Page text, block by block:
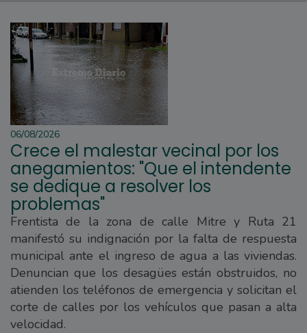
06/08/2026
Crece el malestar vecinal por los
anegamientos: "Que el intendente
se dedique a resolver los
problemas"
Frentista de la zona de calle Mitre y Ruta 21
manifestó su indignación por la falta de respuesta
municipal ante el ingreso de agua a las viviendas.
Denuncian que los desagües están obstruidos, no
atienden los teléfonos de emergencia y solicitan el
corte de calles por los vehículos que pasan a alta
velocidad.